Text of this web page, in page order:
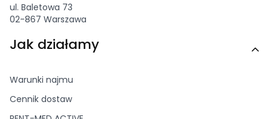
ul. Baletowa 73
02-867 Warszawa
Linki w stopce
Jak działamy
Warunki najmu
Cennik dostaw